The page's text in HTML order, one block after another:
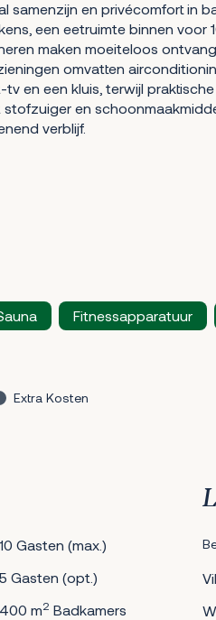
samenzijn en privécomfort in
een eetruimte binnen voor
maken moeiteloos
omvatten
tv en een kluis, terwijl
en
verblijf.
Fitnessapparatuur
Extra Kosten
10 Gasten (max.)
5 Gasten (opt.)
400 m2 Badkamers